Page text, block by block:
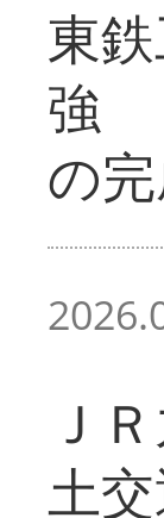
東
強
の
Ｊ
土